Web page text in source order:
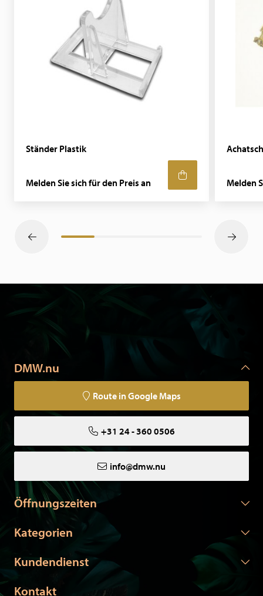
Ständer Plastik
Melden Sie sich für den Preis an Melden
DMW.nu
Route in Google Maps
+31 24 - 360 0506
info@dmw.nu
Öffnungszeiten
Kategorien
Kundendienst
Kontakt